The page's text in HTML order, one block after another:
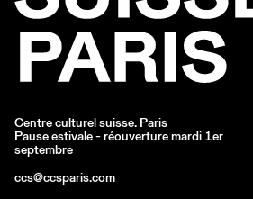
Centre culturel suisse. Paris
Pause estivale - réouverture mardi 1er
septembre
ccs@ccsparis.com